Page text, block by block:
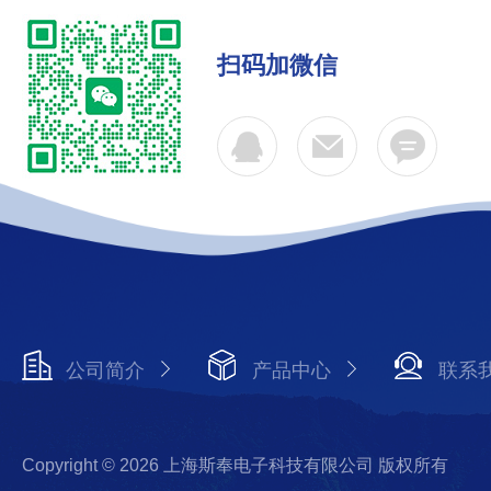
扫码加微信
公司简介 产品中心 联系
Copyright © 2026 上海斯奉电子科技有限公司 版权所有